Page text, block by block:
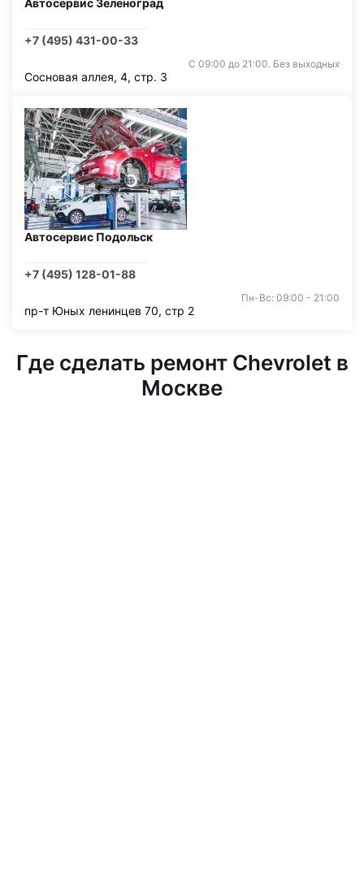
Автосервис Зеленоград
+7 (495) 431-00-33
С 09:00 до 21:00. Без выходных
Сосновая аллея, 4, стр. 3
Автосервис Подольск
+7 (495) 128-01-88
Пн-Вс: 09:00 - 21:00
пр-т Юных ленинцев 70, стр 2
Где сделать ремонт Chevrolet в
Москве